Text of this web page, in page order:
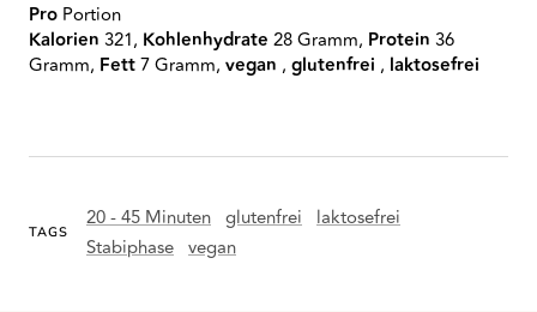
TAGS
20 - 45 Minuten glutenfrei laktosefrei
Stabiphase vegan
Pro Portion
Kalorien 321, Kohlenhydrate 28 Gramm, Protein 36
Gramm, Fett7 Gramm, vegan , glutenfrei , laktosefrei